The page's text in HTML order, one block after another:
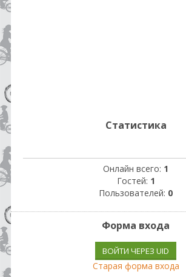
Статистика
Онлайн всего: 1
Гостей: 1
Пользователей: 0
Форма входа
ВОЙТИ ЧЕРЕЗ UID
Старая форма входа